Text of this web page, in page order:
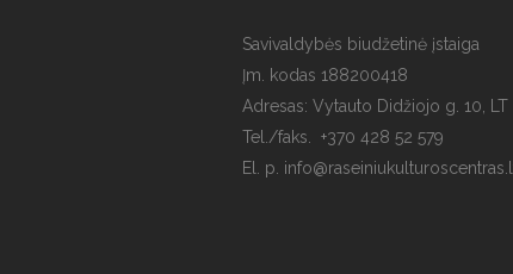
Savivaldybės biudžetinė įstaiga
Įm. kodas 188200418
Adresas: Vytauto Didžiojo g. 10, LT
Tel./faks. +370 428 52 579
El. p.